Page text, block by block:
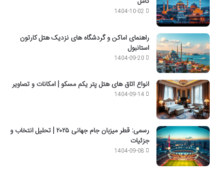
1404-10-02
راهنمای اماکن و گردشگاه های نزدیک هتل کارتون
استانبول
1404-09-20
انواع اتاق های هتل پتر یکم مسکو | امکانات و تصاویر
1404-09-14
رسمی: قطر میزبان جام جهانی ۲۰۲۵ | تحلیل انتخاب و
جزئیات
1404-09-08